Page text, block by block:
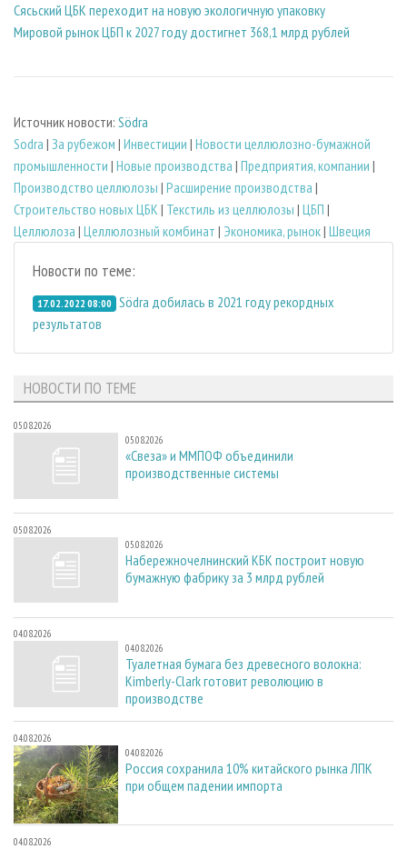
Сясьский ЦБК переходит на новую экологичную упаковку
Мировой рынок ЦБП к 2027 году достигнет 368,1 млрд рублей
Источник новости: Södra
Sodra | За рубежом | Инвестиции | Новости целлюлозно-бумажной
промышленности | Новые производства | Предприятия, компании |
Производство целлюлозы | Расширение производства |
Строительство новых ЦБК | Текстиль из целлюлозы | ЦБП |
Целлюлоза | Целлюлозный комбинат | Экономика, рынок| Швеция
Новости по теме:
17.02.2022 08:00 Södra добилась в 2021 году рекордных
результатов
НОВОСТИ ПО ТЕМЕ
05.08.2026
05.08.2026
«Свеза» и ММПОФ объединили
производственные системы
05.08.2026
05.08.2026
Набережночелнинский КБК построит новую
бумажную фабрику за 3 млрд рублей
04.08.2026
04.08.2026
Туалетная бумага без древесного волокна:
Kimberly-Clark готовит революцию в
производстве
04.08.2026
04.08.2026
Россия сохранила 10% китайского рынка ЛПК
при общем падении импорта
04.08.2026